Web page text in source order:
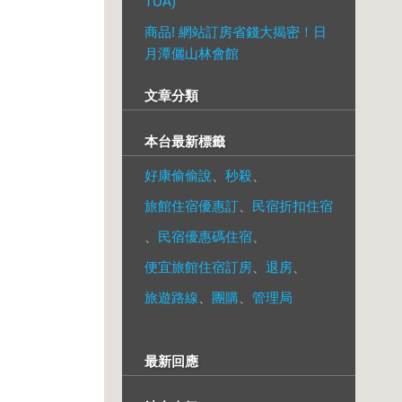
商品! 網站訂房省錢大揭密！日
月潭儷山林會館
文章分類
本台最新標籤
好康偷偷說 秒殺
旅館住宿優惠訂
民宿折扣住宿
民宿優惠碼住宿
便宜旅館住宿訂房
退房
旅遊路線
團購 管理局
最新回應